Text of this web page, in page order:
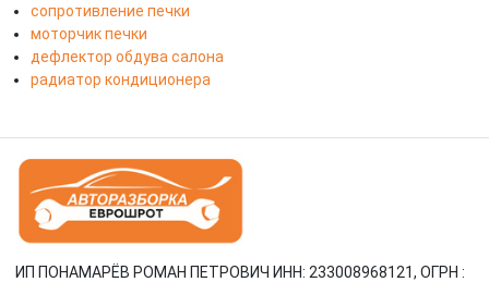
сопротивление печки
моторчик печки
дефлектор обдува салона
радиатор кондиционера
ИП ПОНАМАРЁВ РОМАН ПЕТРОВИЧ ИНН: 233008968121, ОГРН :